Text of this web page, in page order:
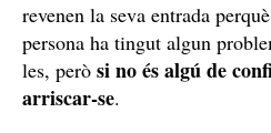
revenen la seva entrada
persona ha tingut algun
les, però si no és algú de
arriscar-se.